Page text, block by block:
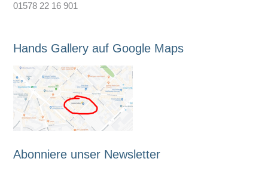
01578 22 16 901
Hands Gallery auf Google Maps
Abonniere unser Newsletter